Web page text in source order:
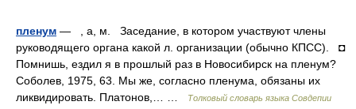
пленум — , а, м. Заседание, в котором участвуют члены
руководящего органа какой л. организации (обычно КПСС). ◘
Помнишь, ездил я в прошлый раз в Новосибирск на пленум?
Соболев, 1975, 63. Мы же, согласно пленума, обязаны их
ликвидировать. Платонов,… …
Толковый словарь языка Совдепии